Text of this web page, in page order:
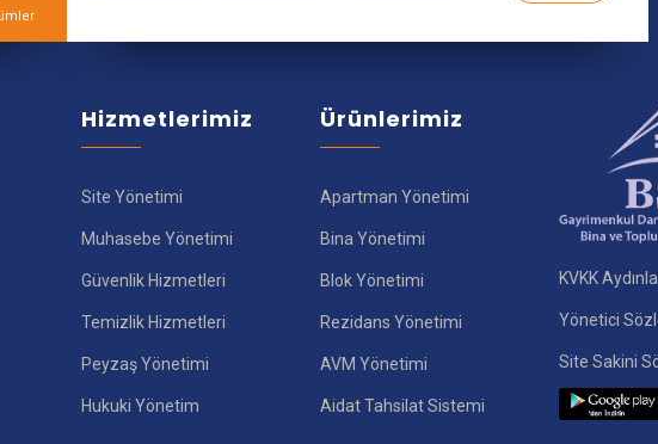
Hizmetlerimiz
Site Yönetimi
Muhasebe Yönetimi
Güvenlik Hizmetleri
Temizlik Hizmetleri
Peyzaş Yönetimi
Hukuki Yönetim
Ürünlerimiz
Apartman Yönetimi
Bina Yönetimi
Blok Yönetimi
Rezidans Yönetimi
AVM Yönetimi
Aidat Tahsilat Sistemi
KVKK
Yönetici
Site Sakini